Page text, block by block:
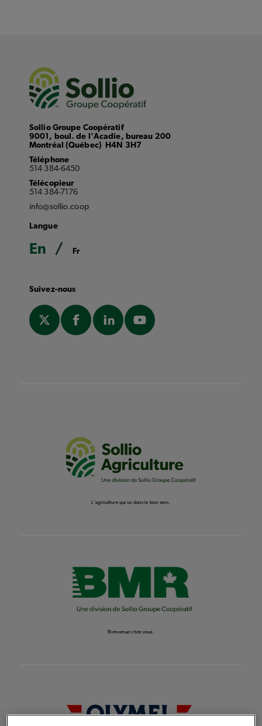
Sollio Groupe Coopératif
9001, boul. de l'Acadie, bureau 200
Montréal (Québec) H4N 3H7
Téléphone
514 384-6450
Télécopieur
514 384-7176
info@sollio.coop
Langue
En Fr
Suivez-nous
L’agriculture qui va dans le bon sens.
Bienvenue chez vous.